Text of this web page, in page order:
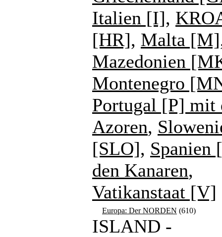
Italien [I],
[HR], Malta [M]
Mazedonien
Montenegro
Portugal [P] mit
Azoren,
[SLO], Spanien
den Kanaren,
Vatikanstaat [V]
Europa: Der NORDEN (610)
ISLAND -